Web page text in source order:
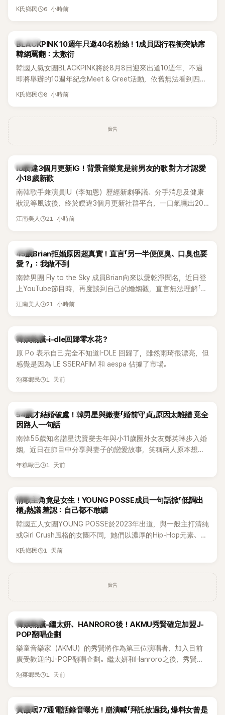
照，親自宣布即將步入婚姻，消息曝光後讓不少曾追看節目的
K氏鄉民 6 小時前
K-POP
BLACKPINK 10週年只邀40名粉絲！1成員因行程衝突缺席
韓網罵翻：太敷衍
韓國人氣女團BLACKPINK將於8月8日迎來出道10週年，不過
即將舉辦的10週年紀念Meet & Greet活動，依舊無法看到四人
合體。根據韓媒《MyDaily》7日報導，當天將由Jisoo（智秀）、
K氏鄉民 8 小時前
廣告
韓星
IU睽違3個月更新IG！背景音樂竟是前男友的歌 對方才認愛
小18歲新歡
南韓歌手兼演員IU（李知恩）歷經新劇爭議、分手消息及健康
狀況等風波後，終於睽違3個月更新社群平台，一口氣曬出20
張近況照，讓大批粉絲又驚又喜。不過，比起照片本身，更引
江南美人 21 小時前
韓星
45歲Brian拒婚原因超真實！直言「另一半便便臭、口臭也要
愛？」：我做不到
南韓男團 Fly to the Sky 成員Brian向來以愛乾淨聞名，近日登
上YouTube節目時，再度談到自己的婚姻觀，直言無法理解「連
另一半的口臭、便便臭都要愛」這種說法，更大方表明自己是不
江南美人 21 小時前
熱議討論
韓娛熱議-i-dle回歸零水花？
原 Po 表示自己完全不知道I-DLE 回歸了，雖然雨琦很漂亮，但
感覺是因為 LE SSERAFIM 和 aespa 佔據了市場。
泡菜鄉民 1 天前
韓星
54歲才結婚破處！韓男星與嫩妻「婚前守貞」原因太離譜 竟全
因路人一句話
南韓55歲知名諧星沈賢燮去年與小11歲圈外女友鄭英琳步入婚
姻，近日在節目中分享與妻子的戀愛故事，笑稱兩人原本想享
受兩人世界，沒想到站在飯店門口時竟被路人認出，還一路替
年糕歐巴 1 天前
K-POP
情歌主角竟是女生！YOUNG POSSE成員一句話掀「低調出
櫃」熱議 羞認：自己都不敢聽
韓國五人女團YOUNG POSSE於2023年出道，與一般主打清純
或Girl Crush風格的女團不同，她們以濃厚的Hip-Hop元素、自
創Rap及成員親自參與創作為特色，MV也融入美式街頭、塗
K氏鄉民 1 天前
廣告
熱議討論
韓娛熱議-繼太妍、HANRORO後！AKMU秀賢確定加盟J-
POP翻唱企劃
樂童音樂家（AKMU）的秀賢將作為第三位演唱者，加入目前
廣受歡迎的J-POP翻唱企劃。繼太妍和Hanroro之後，秀賢已
獲選為第三首翻唱歌曲的主唱，並於近期完成錄音。
泡菜鄉民 1 天前
韓星
黃晸珉77通電話錄音曝光！崩潰喊「拜託放過我」 爆料女曾是